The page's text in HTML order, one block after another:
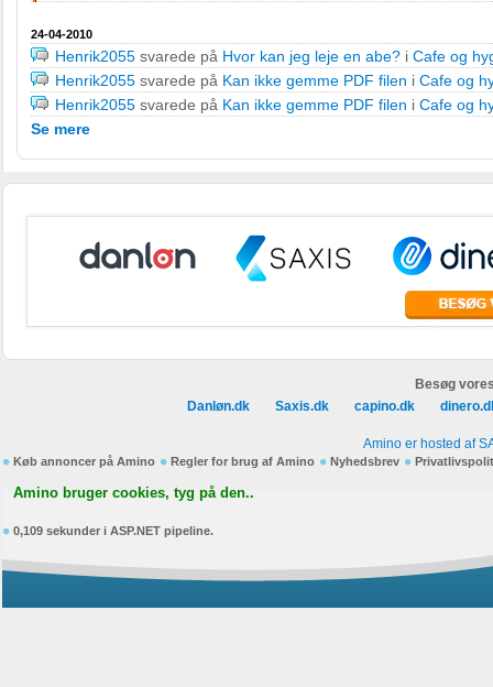
24-04-2010
Henrik2055 svarede på Hvor kan jeg leje en abe? i Cafe og
Henrik2055 svarede på Kan ikke gemme PDF filen i Cafe og
Henrik2055 svarede på Kan ikke gemme PDF filen i Cafe og
Se mere
Besøg
Danløn.dk
Saxis.dk capino.dk
Amino er hosted af
Køb annoncer på Amino Regler for brug af Amino Nyhedsbrev
Amino bruger cookies, tyg på den..
0,109 sekunder i ASP.NET pipeline.